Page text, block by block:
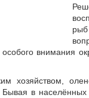
внимания
хозяйством,
в населённых